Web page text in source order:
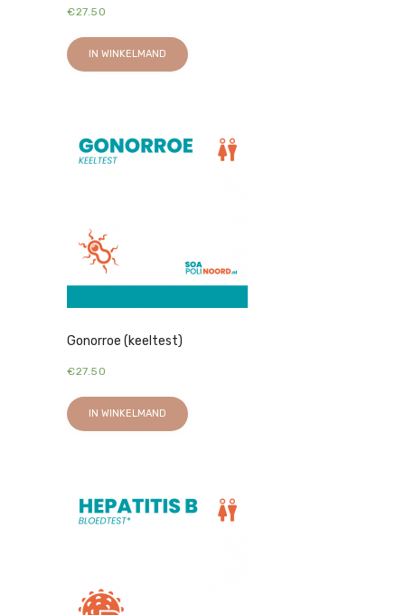
€27.50
IN WINKELMAND
Gonorroe (keeltest)
€27.50
IN WINKELMAND